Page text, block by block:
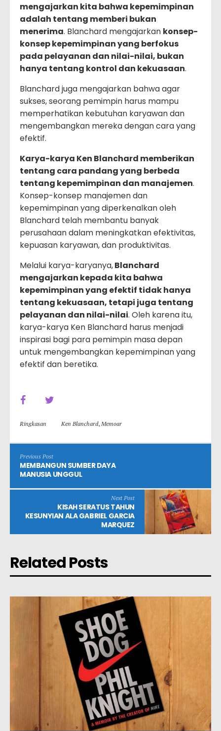
mengajarkan kita bahwa kepemimpinan
adalah tentang memberi bukan
menerima. Blanchard mengajarkan konsep-
konsep kepemimpinan yang berfokus
pada pelayanan dan nilai-nilai, bukan
hanya tentang kontrol dan kekuasaan.
Blanchard juga mengajarkan bahwa agar
sukses, seorang pemimpin harus mampu
memperhatikan kebutuhan karyawan dan
mengembangkan mereka dengan cara yang
efektif.
Karya-karya Ken Blanchard memberikan
tentang cara pandang yang berbeda
tentang kepemimpinan dan manajemen.
Konsep-konsep manajemen dan
kepemimpinan yang diperkenalkan oleh
Blanchard telah membantu banyak
perusahaan dalam meningkatkan efektivitas,
kepuasan karyawan, dan produktivitas.
Melalui karya-karyanya,Blanchard
mengajarkan kepada kita bahwa
kepemimpinan yang efektif tidak hanya
tentang kekuasaan, tetapi juga tentang
pelayanan dan nilai-nilai. Oleh karena itu,
karya-karya Ken Blanchard harus menjadi
inspirasi bagi para pemimpin masa depan
untuk mengembangkan kepemimpinan yang
efektif dan beretika.
Ringkasan Ken Blanchard, Memoar
Previous Post
MEMBANGUN SUMBER DAYA
MANUSIA UNGGUL
Next Post
KISAH SERATUS TAHUN
KESUNYIAN ALA GABRIEL GARCIA
MARQUEZ
Related Posts